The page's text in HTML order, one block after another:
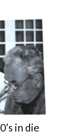
in die